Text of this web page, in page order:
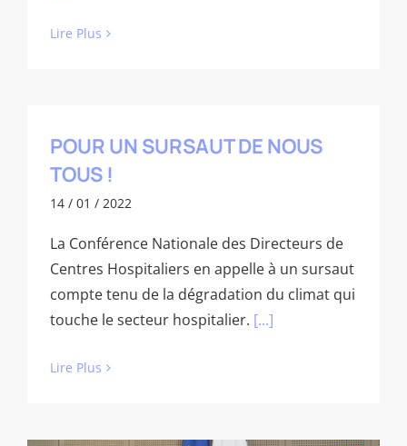
Lire Plus
POUR UN SURSAUT DE NOUS
TOUS !
14 / 01 / 2022
La Conférence Nationale des Directeurs de
Centres Hospitaliers en appelle à un sursaut
compte tenu de la dégradation du climat qui
touche le secteur hospitalier. [...]
Lire Plus